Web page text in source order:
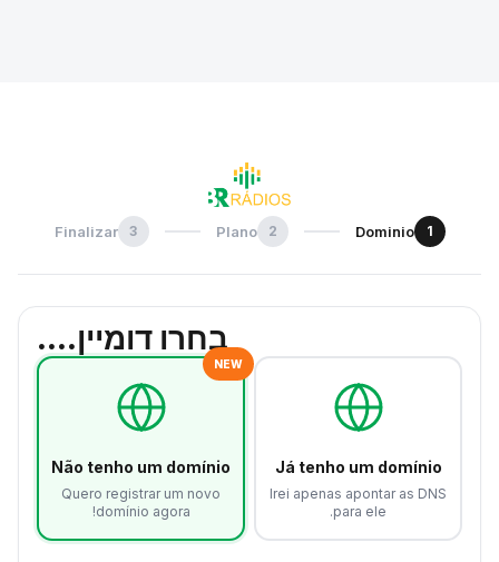
1
Dominio
2
Plano
3
Finalizar
בחרו דומיין....
Já tenho um domínio
Irei apenas apontar as DNS
para ele.
NEW
Não tenho um domínio
Quero registrar um novo
domínio agora!